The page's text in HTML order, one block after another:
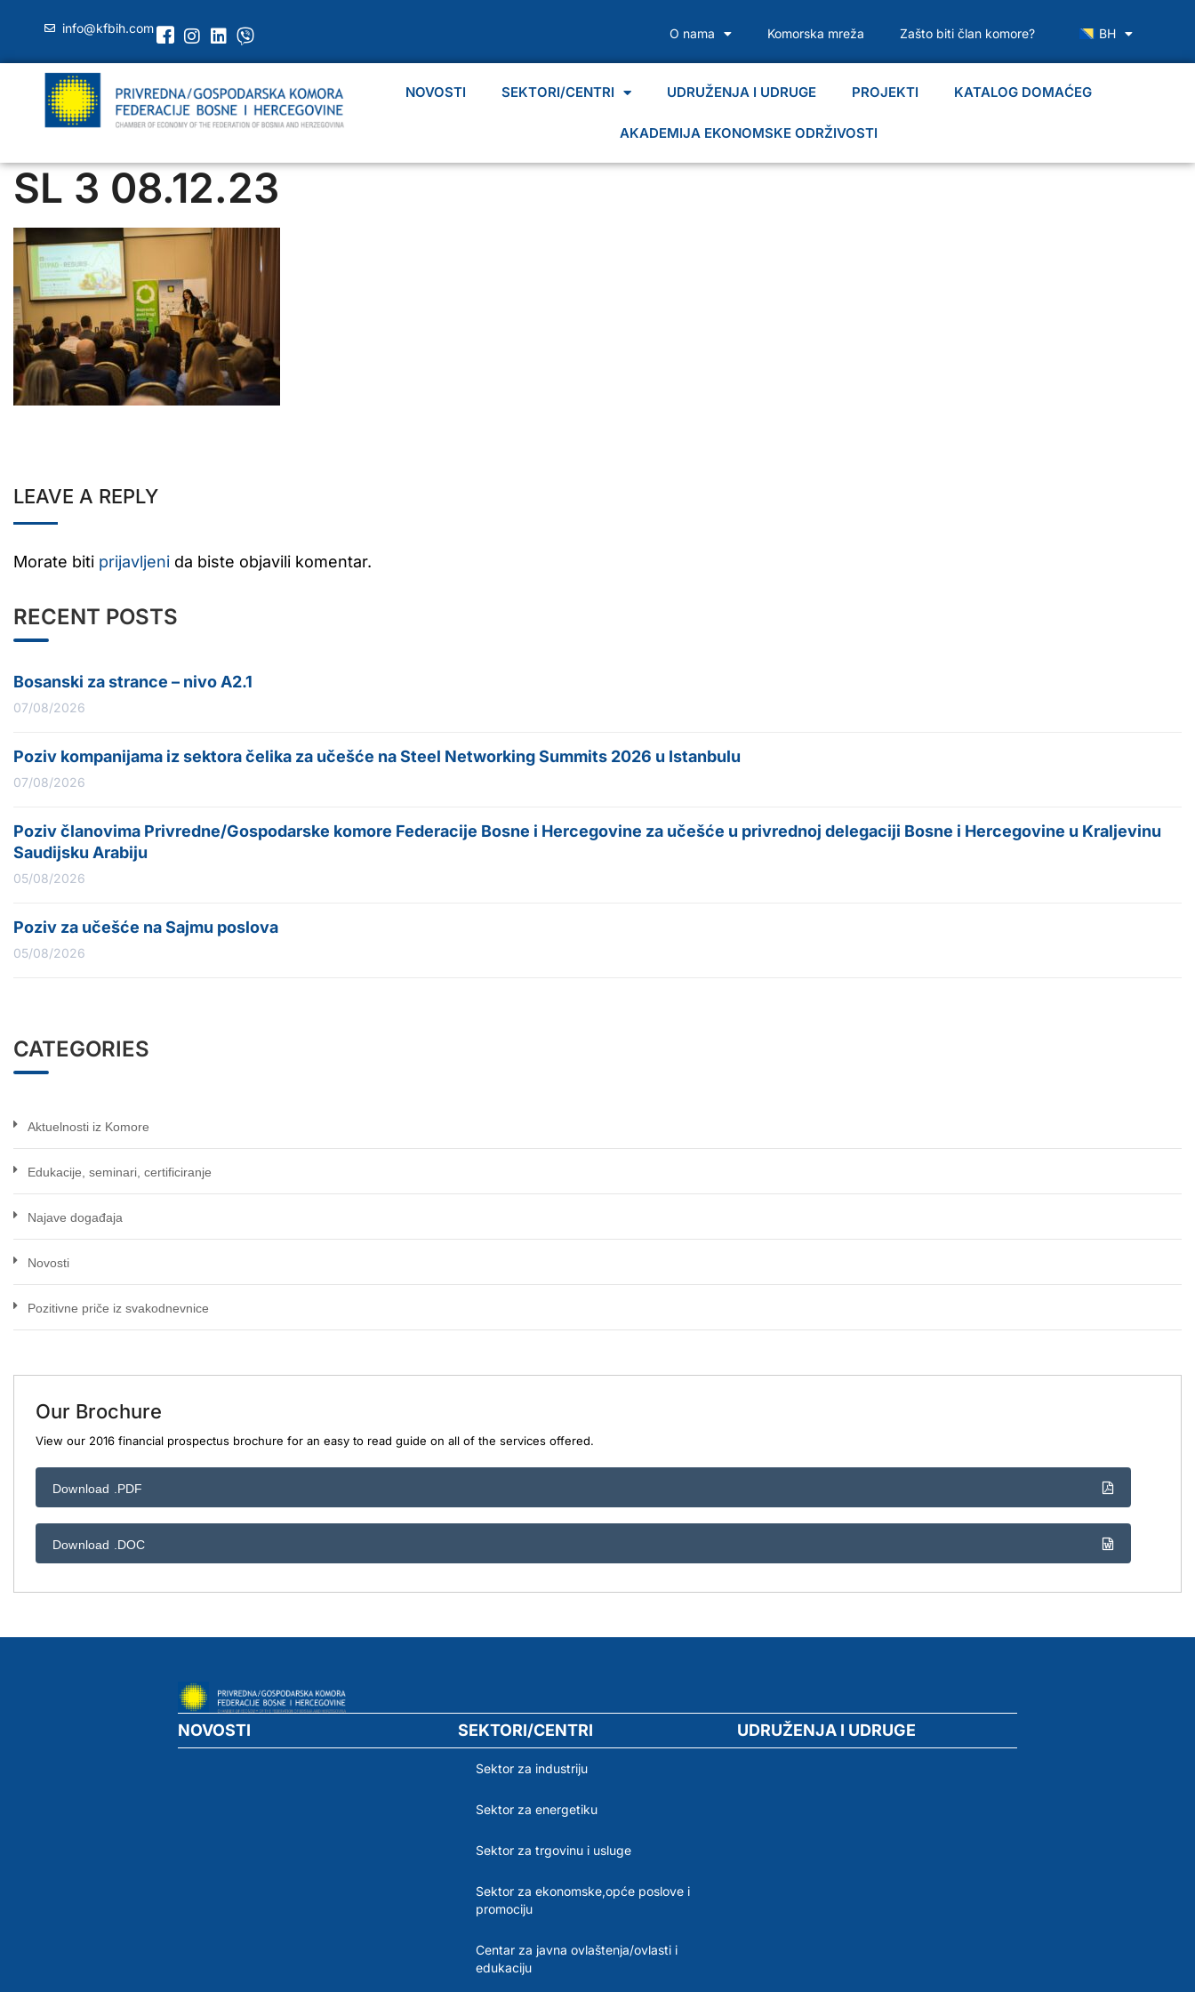
info@kfbih.com O nama Komorska mreža Zašto biti član komore? BH
NOVOSTI SEKTORI/CENTRI UDRUŽENJA I UDRUGE PROJEKTI KATALOG DOMAĆEG
AKADEMIJA EKONOMSKE ODRŽIVOSTI
SL 3 08.12.23
LEAVE A REPLY
Morate biti prijavljeni da biste objavili komentar.
RECENT POSTS
Bosanski za strance – nivo A2.1
07/08/2026
Poziv kompanijama iz sektora čelika za učešće na Steel Networking Summits 2026 u Istanbulu
07/08/2026
Poziv članovima Privredne/Gospodarske komore Federacije Bosne i Hercegovine za učešće u privrednoj delegaciji Bosne i Hercegovine u Kraljevinu
Saudijsku Arabiju
05/08/2026
Poziv za učešće na Sajmu poslova
05/08/2026
CATEGORIES
Aktuelnosti iz Komore
Edukacije, seminari, certificiranje
Najave događaja
Novosti
Pozitivne priče iz svakodnevnice
Our Brochure
View our 2016 financial prospectus brochure for an easy to read guide on all of the services offered.
Download .PDF
Download .DOC
NOVOSTI SEKTORI/CENTRI
Sektor za industriju
Sektor za energetiku
Sektor za trgovinu i usluge
Sektor za ekonomske,opće poslove i
promociju
Centar za javna ovlaštenja/ovlasti i
edukaciju
UDRUŽENJA I UDRUGE